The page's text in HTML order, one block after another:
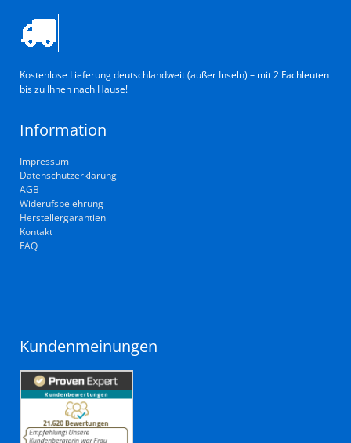
Kostenlose Lieferung deutschlandweit (außer Inseln) – mit 2 Fachleuten
bis zu Ihnen nach Hause!
Information
Impressum
Datenschutzerklärung
AGB
Widerufsbelehrung
Herstellergarantien
Kontakt
FAQ
Kundenmeinungen